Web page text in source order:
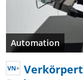
Automation